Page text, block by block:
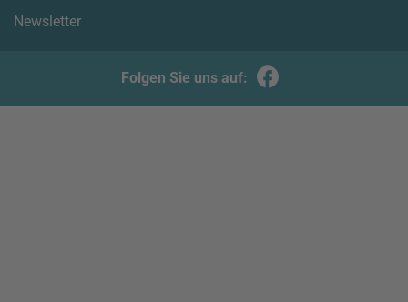
Newsletter
Folgen Sie uns auf: